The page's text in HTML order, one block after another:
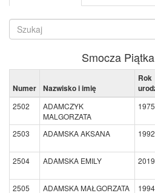
Smocza
Numer Nazwisko i imię
Rok
2502
ADAMCZYK
MALGORZATA
1975
2503 ADAMSKA AKSANA 1992
2504
ADAMSKA EMILY 2019
2505
ADAMSKA MAŁGORZATA 1994